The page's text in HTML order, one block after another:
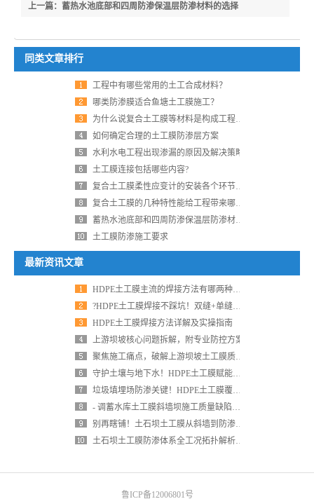
景有什么区别？
上一篇：蓄热水池底部和四周防渗保温层防渗材料的选择
同类文章排行
工程中有哪些常用的土工合成材料？
哪类防渗膜适合鱼塘土工膜施工？
为什么说复合土工膜等材料是构成工程质量的基
如何确定合理的土工膜防渗层方案
水利水电工程出现渗漏的原因及解决策略
土工膜连接包括哪些内容?
复合土工膜柔性应变计的安装各个环节如何把控
复合土工膜的几种特性能给工程带来哪些效果？
蓄热水池底部和四周防渗保温层防渗材料的选择
土工膜防渗施工要求
最新资讯文章
HDPE土工膜主流的焊接方法有哪两种？各自的核心应用场景有什么区别？
?HDPE土工膜焊接不踩坑！双缝+单缝实操指南，防渗效果直接拉满
HDPE土工膜焊接方法详解及实操指南
上游坝坡核心问题拆解，附专业防控方案
聚焦施工痛点，破解上游坝坡土工膜质量难题 ——6 大核心问题全解析
守护土壤与地下水！HDPE土工膜赋能垃圾填埋场，环保又高效
垃圾填埋场防渗关键！HDPE土工膜覆盖全流程，每一步都不能错✅
- 调蓄水库土工膜斜墙坝施工质量缺陷诱因及防控对策
别再瞎铺！土石坝土工膜从斜墙到防渗墙的 12 种正确打开方式
土石坝土工膜防渗体系全工况拓扑解析与工程适应性评价
鲁ICP备12006801号